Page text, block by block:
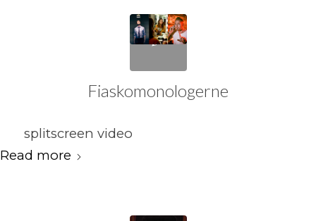
Fiaskomonologerne
splitscreen video
Read more